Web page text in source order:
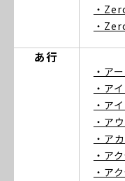
・
・
あ行
・ア
・ア
・ア
・ア
・ア
・ア
・ア